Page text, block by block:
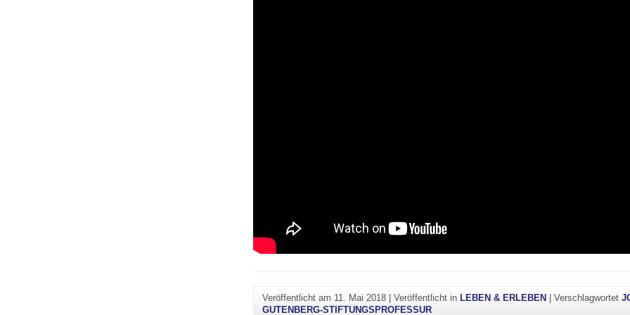
Veröffentlicht am 11. Mai 2018 |Veröffentlicht inLEBEN & ERLEBEN |Verschlagwortet
GUTENBERG-STIFTUNGSPROFESSUR